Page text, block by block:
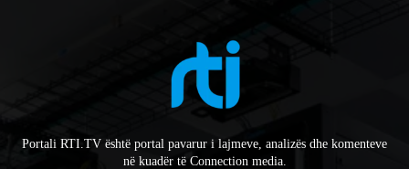
Portali RTI.TV është portal pavarur i lajmeve, analizës dhe komenteve
në kuadër të Connection media.